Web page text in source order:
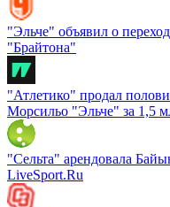
"Эльче" объявил о
"Брайтона"
"Атлетико" продал
Морсильо "Эльче" за 1,5
"Сельта" арендовала
LiveSport.Ru